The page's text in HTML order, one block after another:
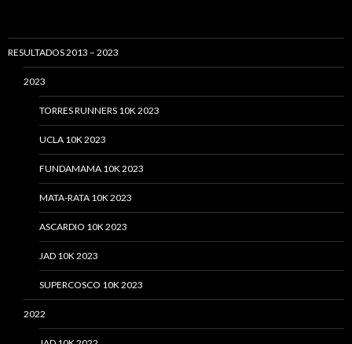
RESULTADOS 2013 – 2023
2023
TORRES RUNNERS 10K 2023
UCLA 10K 2023
FUNDAMAMA 10K 2023
MATA-RATA 10K 2023
ASCARDIO 10K 2023
JAD 10K 2023
SUPERCOSCO 10K 2023
2022